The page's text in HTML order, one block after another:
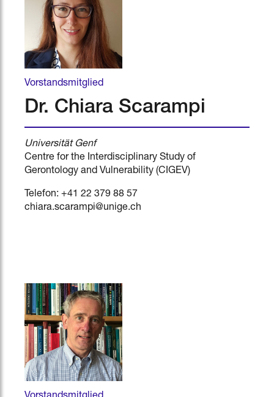
Vorstandsmitglied
Dr. Chiara Scarampi
Universität Genf
Centre for the Interdisciplinary Study of
Gerontology and Vulnerability (CIGEV)
Telefon: +41 22 379 88 57
chiara.scarampi@unige.ch